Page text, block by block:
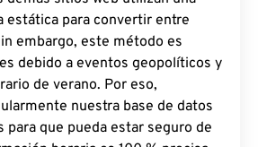
estática para convertir entre
embargo, este método es
debido a eventos geopolíticos y
de verano. Por eso,
nuestra base de datos
para que pueda estar seguro de